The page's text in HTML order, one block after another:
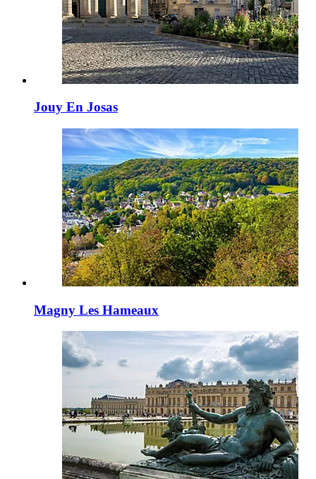
Jouy En Josas
Magny Les Hameaux